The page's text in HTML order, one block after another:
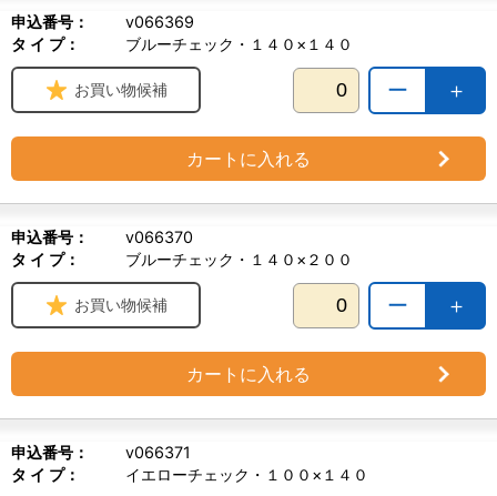
申込番号：
v066369
タ イ プ：
ブルーチェック・１４０×１４０
＋
ー
お買い物候補
カートに入れる
申込番号：
v066370
タ イ プ：
ブルーチェック・１４０×２００
＋
ー
お買い物候補
カートに入れる
申込番号：
v066371
タ イ プ：
イエローチェック・１００×１４０